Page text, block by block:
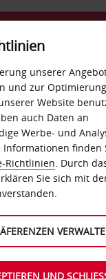
unserer
und zur
Website
auch Daten an
Werbe- und
Informationen finden
Richtlinien. Durch
Sie sich mit
UND